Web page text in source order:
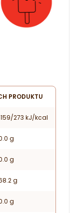
PRODUKTU
273 kJ/kcal
g
g
g
g